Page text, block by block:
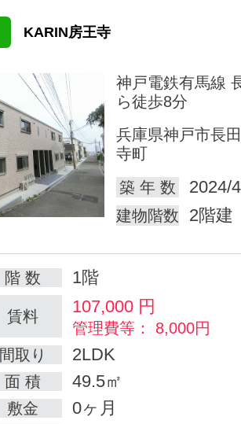
KARIN房王寺
神戸電鉄有馬線
ら徒歩8分
兵庫県神戸市長
寺町
築 年 数
2024/
建物階数 2階建
階 数 1階
賃料 107,000 円
管理費等： 8,000円
間取り
2LDK
面 積 49.5㎡
敷金 0ヶ月